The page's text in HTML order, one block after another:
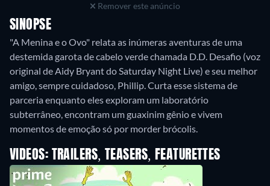
Remover este anúncio
SINOPSE
"A Menina e o Ovo" relata as inúmeras aventuras de uma
destemida garota de cabelo verde chamada D.D. Desafio (voz
original de Aidy Bryant do Saturday Night Live) e seu melhor
amigo, sempre cuidadoso, Phillip. Curta esse sistema de
parceria enquanto eles exploram um laboratório
subterrâneo, encontram um guaxinim gênio e vivem
momentos de emoção só por morder brócolis.
VIDEOS: TRAILERS, TEASERS, FEATURETTES